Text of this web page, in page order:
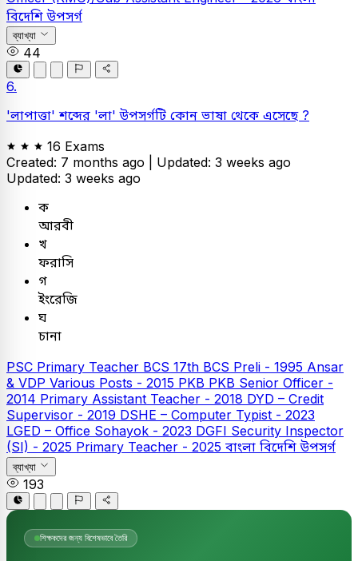
বিদেশি উপসর্গ
ব্যাখ্যা
44
6.
'লাপাত্তা' শব্দের 'লা' উপসর্গটি কোন ভাষা থেকে এসেছে ?
16 Exams
Created: 7 months ago | Updated: 3 weeks ago
Updated: 3 weeks ago
ক
আরবী
খ
ফরাসি
গ
ইংরেজি
ঘ
চানা
PSC Primary Teacher BCS 17th BCS Preli - 1995 Ansar
& VDP Various Posts - 2015 PKB PKB Senior Officer -
2014 Primary Assistant Teacher - 2018 DYD – Credit
Supervisor - 2019 DSHE – Computer Typist - 2023
LGED – Office Sohayok - 2023 DGFI Security Inspector
(SI) - 2025 Primary Teacher - 2025 বাংলা বিদেশি উপসর্গ
ব্যাখ্যা
193
শিক্ষকদের জন্য বিশেষভাবে তৈরি